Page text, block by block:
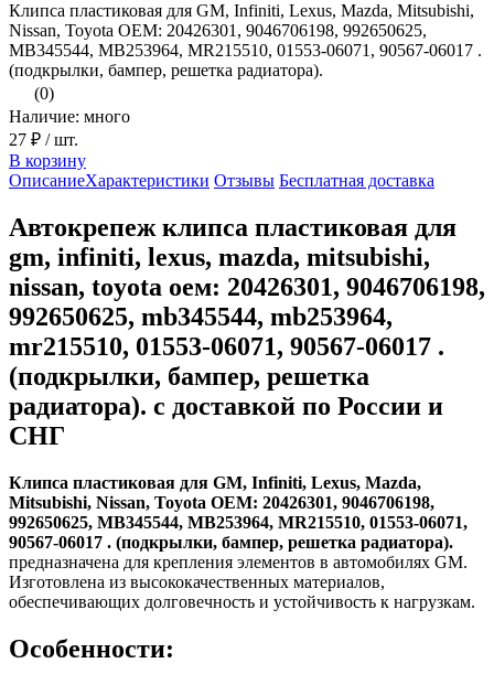
Клипса пластиковая для GM, Infiniti, Lexus, Mazda, Mitsubishi,
Nissan, Toyota ОЕМ: 20426301, 9046706198, 992650625,
MB345544, MB253964, MR215510, 01553-06071, 90567-06017 .
(подкрылки, бампер, решетка радиатора).
(0)
Наличие: много
27 ₽ / шт.
В корзину
ОписаниеХарактеристики Отзывы Бесплатная доставка
Автокрепеж клипса пластиковая для
gm, infiniti, lexus, mazda, mitsubishi,
nissan, toyota оем: 20426301, 9046706198,
992650625, mb345544, mb253964,
mr215510, 01553-06071, 90567-06017 .
(подкрылки, бампер, решетка
радиатора). с доставкой по России и
СНГ
Клипса пластиковая для GM, Infiniti, Lexus, Mazda,
Mitsubishi, Nissan, Toyota ОЕМ: 20426301, 9046706198,
992650625, MB345544, MB253964, MR215510, 01553-06071,
90567-06017 . (подкрылки, бампер, решетка радиатора).
предназначена для крепления элементов в автомобилях GM.
Изготовлена из высококачественных материалов,
обеспечивающих долговечность и устойчивость к нагрузкам.
Особенности: